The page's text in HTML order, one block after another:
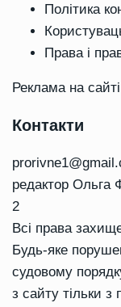
Політика
Права і
Реклама на сайті
Контакти
редактор Ольга
2
Всі права
Будь-яке
судовому
з сайту тільки з